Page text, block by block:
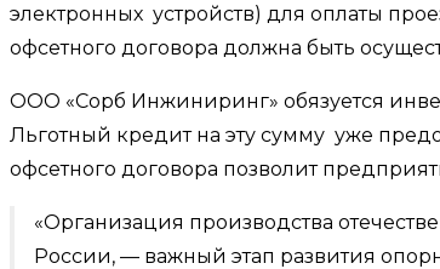
электронных устройств) для оплаты
офсетного договора должна быть
ООО «Сорб Инжиниринг» обязуется
Льготный кредит на эту сумму уже
офсетного договора позволит
«Организация производства
России, — важный этап развития